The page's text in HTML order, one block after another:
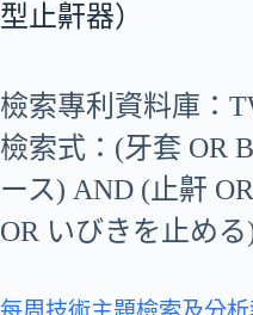
型止鼾器）
檢索專利資料庫：
檢索式：(牙套 OR
ース) AND (止鼾
OR いびきを止める